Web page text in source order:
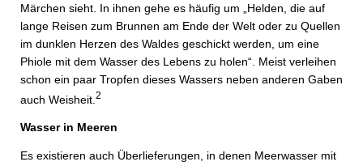
Märchen sieht. In ihnen gehe es häufig um „Helden, die auf
lange Reisen zum Brunnen am Ende der Welt oder zu Quellen
im dunklen Herzen des Waldes geschickt werden, um eine
Phiole mit dem Wasser des Lebens zu holen“. Meist verleihen
schon ein paar Tropfen dieses Wassers neben anderen Gaben
auch Weisheit. 2
Wasser in Meeren
Es existieren auch Überlieferungen, in denen Meerwasser mit